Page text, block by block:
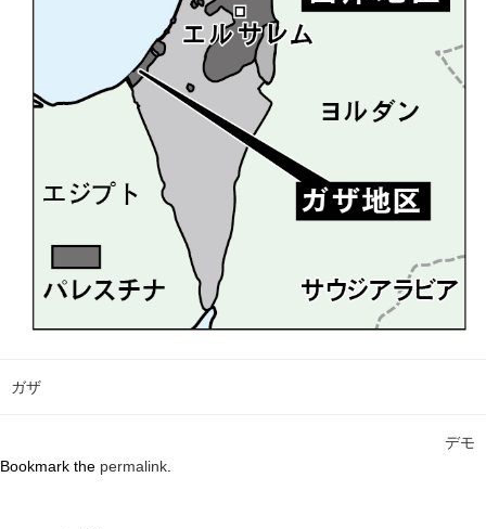
ガザ
デモ
Bookmark the permalink